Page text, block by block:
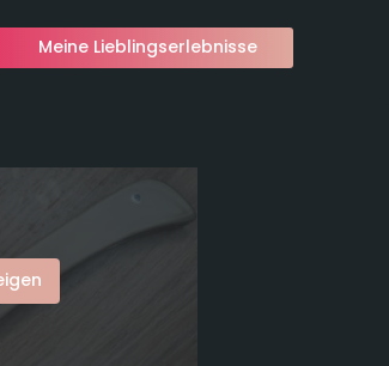
Meine Lieblingserlebnisse